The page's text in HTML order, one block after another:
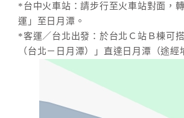
*台中火車站：請步行至火車站對面，
運」至日月潭。
*客運／台北出發：於台北Ｃ站Ｂ棟可
（台北－日月潭）」直達日月潭（途經